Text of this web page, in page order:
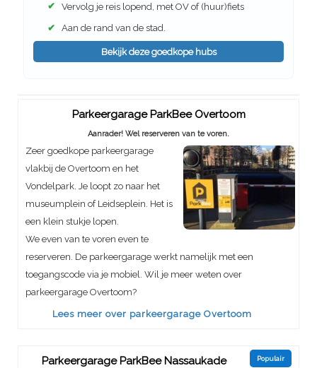
✔ Vervolg je reis lopend, met OV of (huur)fiets
✔ Aan de rand van de stad.
Bekijk deze goedkope hubs
Parkeergarage ParkBee Overtoom
Aanrader! Wel reserveren van te voren.
Zeer goedkope parkeergarage
vlakbij de Overtoom en het
Vondelpark. Je loopt zo naar het
museumplein of Leidseplein. Het is
een klein stukje lopen.
We even van te voren even te
reserveren. De parkeergarage werkt namelijk met een
toegangscode via je mobiel. Wil je meer weten over
parkeergarage Overtoom?
Lees meer over parkeergarage Overtoom
Populair
Parkeergarage ParkBee Nassaukade